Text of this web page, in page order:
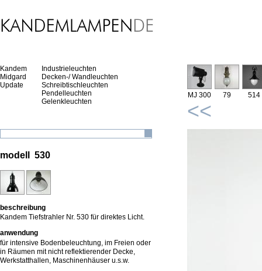
Kandem
Midgard
Update
Industrieleuchten
Decken-/ Wandleuchten
Schreibtischleuchten
Pendelleuchten
Gelenkleuchten
modell 530
beschreibung
Kandem Tiefstrahler Nr. 530 für direktes Licht.
anwendung
für intensive Bodenbeleuchtung, im Freien oder
in Räumen mit nicht reflektierender Decke,
Werkstatthallen, Maschinenhäuser u.s.w.
MJ 300 79 514
<<